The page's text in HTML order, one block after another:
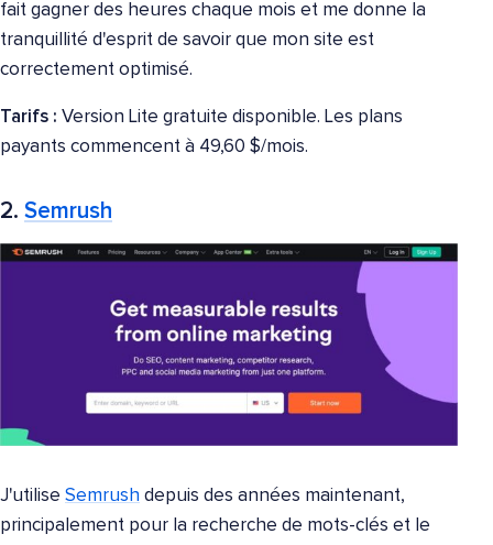
fait gagner des heures chaque mois et me donne la
tranquillité d'esprit de savoir que mon site est
correctement optimisé.
Tarifs : Version Lite gratuite disponible. Les plans
payants commencent à 49,60 $/mois.
2. Semrush
J'utilise Semrush depuis des années maintenant,
principalement pour la recherche de mots-clés et le